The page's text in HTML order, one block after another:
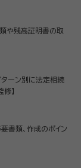
や残高証明書の取
ーン別に法定相続
】
書類、作成のポイン